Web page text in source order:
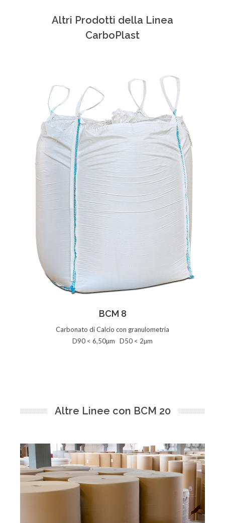
Altri Prodotti della Linea
CarboPlast
Vedi la Scheda
BCM 8
Carbonato di Calcio con granulometria
D90 < 6,50µm D50 < 2µm
Altre Linee con BCM 20